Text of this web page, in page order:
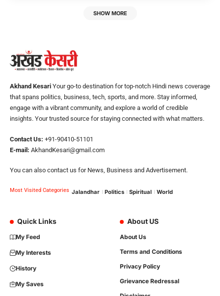
SHOW MORE
Akhand Kesari Your go-to destination for top-notch Hindi news coverage
that spans politics, business, tech, sports, and more. Stay informed,
engage with a vibrant community, and explore a world of credible
insights. Your trusted source for staying connected with what matters.
Contact Us: +91-90410-51101
E-mail: AkhandKesari@gmail.com
You can also contact us for News, Business and Advertisement.
Most Visited Categories Jalandhar Politics Spiritual World
Quick Links
My Feed
My Interests
History
My Saves
About US
About Us
Terms and Conditions
Privacy Policy
Grievance Redressal